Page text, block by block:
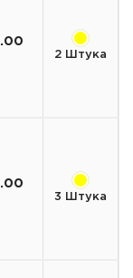
2 Штука
3 Штука